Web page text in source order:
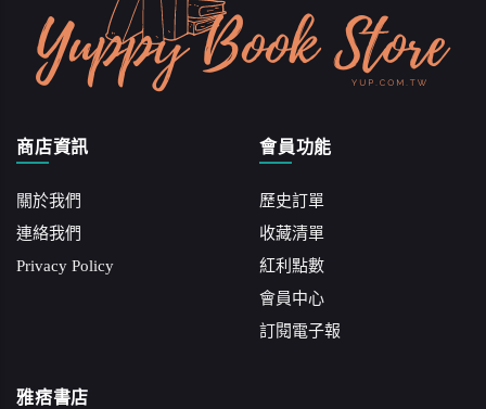
商店資訊
關於我們
連絡我們
Privacy Policy
會員功能
歷史訂單
收藏清單
紅利點數
會員中心
訂閱電子報
雅痞書店